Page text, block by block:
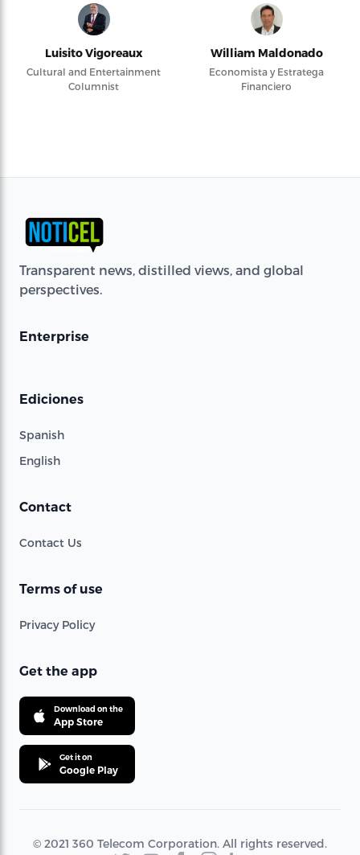
Luisito Vigoreaux
Cultural and Entertainment
Columnist
William Maldonado
Economista y Estratega
Financiero
Transparent news, distilled views, and global
perspectives.
Enterprise
Ediciones
Spanish
English
Contact
Contact Us
Terms of use
Privacy Policy
Get the app
Download on the
App Store
Get it on
Google Play
© 2021 360 Telecom Corporation. All rights reserved.